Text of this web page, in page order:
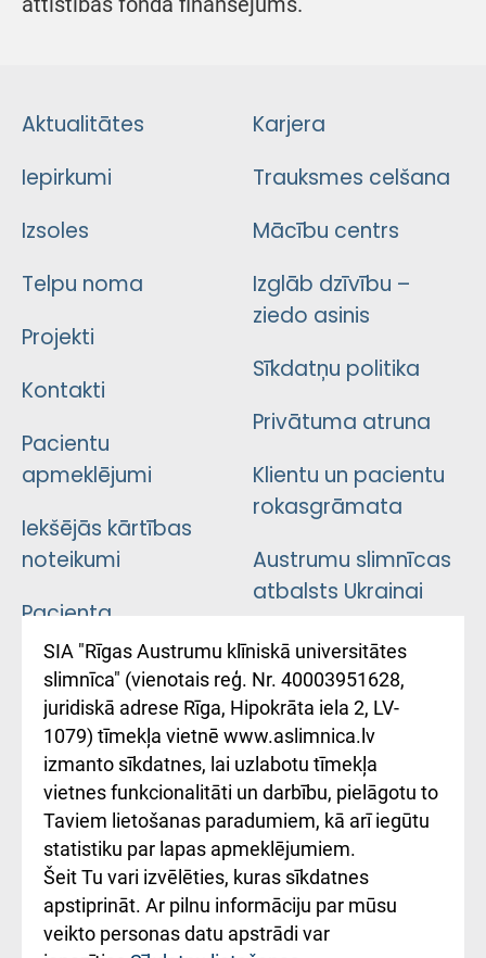
Aktualitātes
Iepirkumi
Izsoles
Telpu noma
Projekti
Kontakti
Pacientu
apmeklējumi
Iekšējās kārtības
noteikumi
Pacienta
atsauksmju/sūdzību
iesniegšanas
kārtība
Kā pie mums nokļūt
Rēķinu apmaksas
ceļvedis
Rekvizīti un
ārstniecības
Karjera
Trauksmes celšana
Mācību centrs
Izglāb dzīvību –
ziedo asinis
Sīkdatņu politika
Privātuma atruna
Klientu un pacientu
rokasgrāmata
Austrumu slimnīcas
atbalsts Ukrainai
Підтримка Східної
лікарні та співпраця з
Україною
SIA "Rīgas Austrumu klīniskā universitātes
slimnīca" (vienotais reģ. Nr. 40003951628,
juridiskā adrese Rīga, Hipokrāta iela 2, LV-
1079) tīmekļa vietnē www.aslimnica.lv
izmanto sīkdatnes, lai uzlabotu tīmekļa
vietnes funkcionalitāti un darbību, pielāgotu to
Taviem lietošanas paradumiem, kā arī iegūtu
statistiku par lapas apmeklējumiem.
Šeit Tu vari izvēlēties, kuras sīkdatnes
apstiprināt. Ar pilnu informāciju par mūsu
veikto personas datu apstrādi var